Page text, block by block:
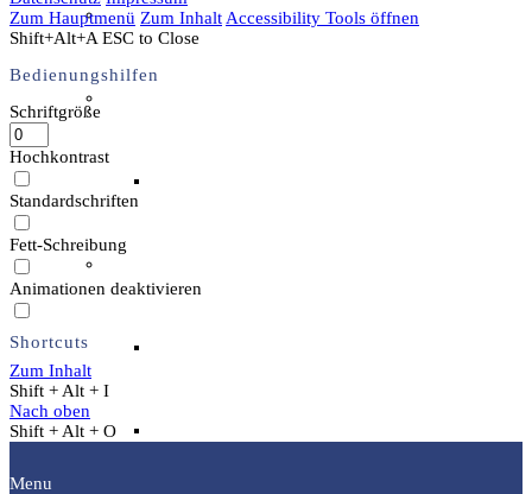
Unser Team & Mitmachen
Zum Hauptmenü Zum Inhalt Accessibility Tools öffnen
Shift+Alt+A ESC to Close
Bedienungshilfen
Schriftgröße
Hochkontrast
Standardschriften
Fett-Schreibung
Animationen deaktivieren
Shortcuts
Zum Inhalt
Shift + Alt + I
Nach oben
Shift + Alt + O
Menu